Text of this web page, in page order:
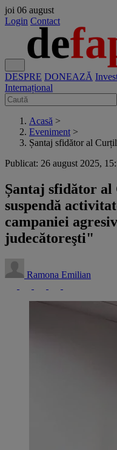
joi 06 august
Login Contact
DESPRE DONEAZĂ
Internațional
Acasă >
Eveniment >
Șantaj sfidător al
Publicat: 26 august 2025,
Șantaj sfidător
suspendă
campaniei
judecătoreşti"
Ramona Emilian